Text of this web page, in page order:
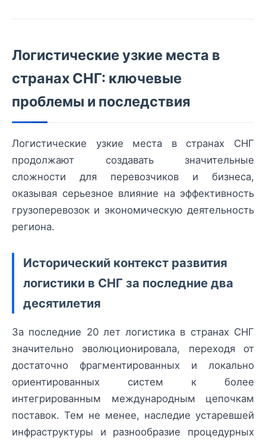
Логистические узкие места в
странах СНГ: ключевые
проблемы и последствия
Логистические узкие места в странах СНГ
продолжают создавать значительные
сложности для перевозчиков и бизнеса,
оказывая серьезное влияние на эффективность
грузоперевозок и экономическую деятельность
региона.
Исторический контекст развития
логистики в СНГ за последние два
десятилетия
За последние 20 лет логистика в странах СНГ
значительно эволюционировала, переходя от
достаточно фрагментированных и локально
ориентированных систем к более
интегрированным международным цепочкам
поставок. Тем не менее, наследие устаревшей
инфраструктуры и разнообразие процедурных